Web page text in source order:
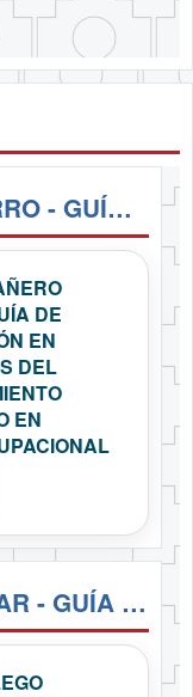
BELEN CABAÑERO SIGARRO - GUÍA DE INTERVENCIÓN EN TRASTORNOS DEL COMPORTAMIENTO ALIMENTARIO EN TERAPIA OCUPACIONAL
DE
EN
DEL
EN
JORGE CALLEGO ESCOBAR - GUÍA DE INTERVENCIÓN EN DROGODEPENDENCIAS EN TERAPIA OCUPACIONAL